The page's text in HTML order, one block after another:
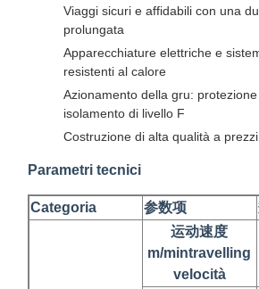
Viaggi sicuri e affidabili con una
prolungata
Apparecchiature elettriche e
resistenti al calore
Azionamento della gru: protezione
isolamento di livello F
Costruzione di alta qualità a
Parametri tecnici
Categoria 参数项
运动速度
m/mintravelling
velocità